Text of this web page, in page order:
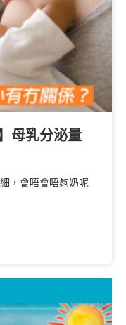
母乳分泌量
，會唔會唔夠奶呢